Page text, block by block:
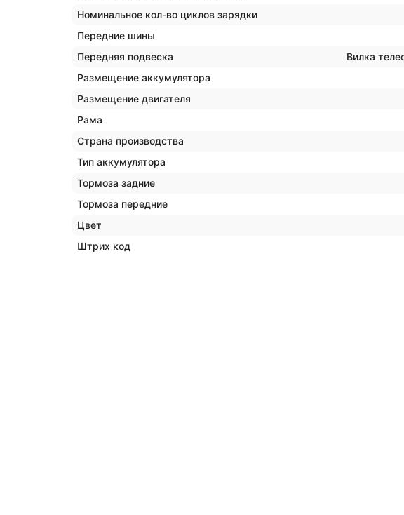
Номинальное кол-во циклов зарядки
Передние шины
Передняя подвеска
Вилка
Размещение аккумулятора
Размещение двигателя
Рама
Страна производства
Тип аккумулятора
Тормоза задние
Тормоза передние
Цвет
Штрих код